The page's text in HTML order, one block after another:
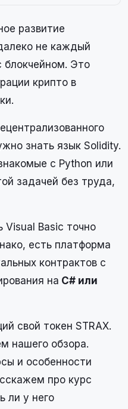
развитие
не каждый
блокчейном. Это
крипто в
знать язык Solidity.
с Python или
задачей без труда,
Basic точно
есть платформа
контрактов с
на C# или
свой токен STRAX.
нашего обзора.
и особенности
про курс
ли у него